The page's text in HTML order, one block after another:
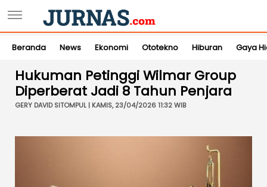
Beranda News Ekonomi Ototekno Hiburan Gaya
Hukuman Petinggi Wilmar Group
Diperberat Jadi 8 Tahun Penjara
GERY DAVID SITOMPUL | KAMIS, 23/04/2026 11:32 WIB